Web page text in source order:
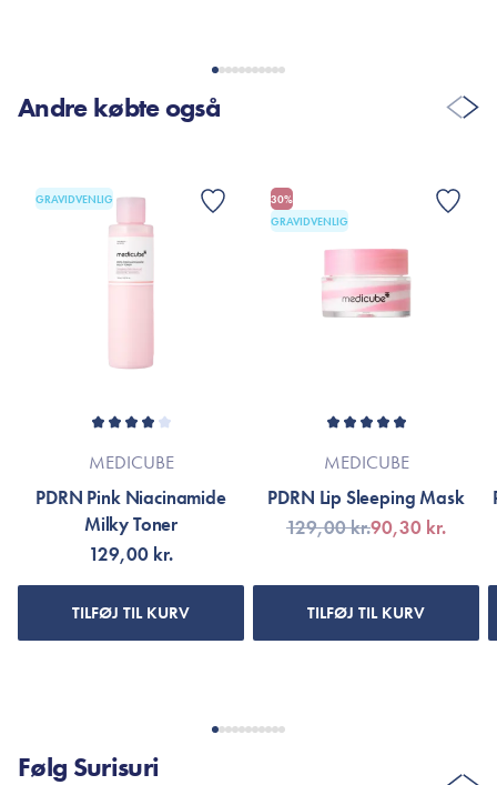
Andre købte også
GRAVIDVENLIG
MEDICUBE
PDRN Pink Niacinamide
Milky Toner
129,00 kr.
TILFØJ TIL KURV
30%
GRAVIDVENLIG
MEDICUBE
PDRN Lip Sleeping Mask
129,00 kr.90,30 kr.
TILFØJ TIL KURV
Følg Surisuri